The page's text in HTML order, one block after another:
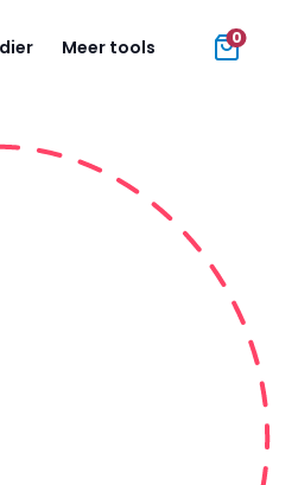
Meer tools 0